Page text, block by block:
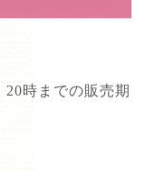
20時までの販売期